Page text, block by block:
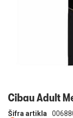
Cibau Adult
Šifra artikla